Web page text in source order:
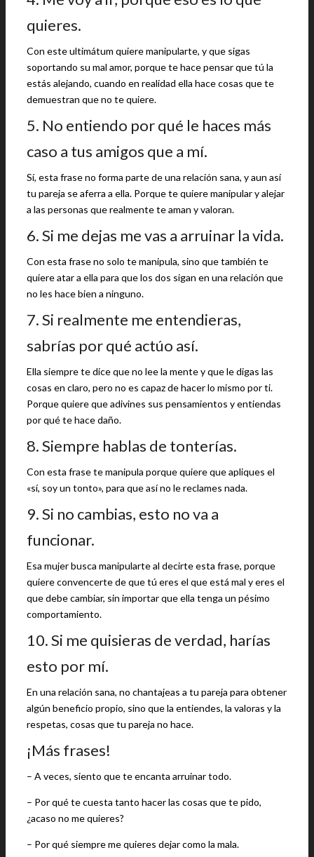
quieres.
Con este ultimátum quiere manipularte, y que sigas
soportando su mal amor, porque te hace pensar que tú la
estás alejando, cuando en realidad ella hace cosas que te
demuestran que no te quiere.
5. No entiendo por qué le haces más
caso a tus amigos que a mí.
Sí, esta frase no forma parte de una relación sana, y aun así
tu pareja se aferra a ella. Porque te quiere manipular y alejar
a las personas que realmente te aman y valoran.
6. Si me dejas me vas a arruinar la vida.
Con esta frase no solo te manipula, sino que también te
quiere atar a ella para que los dos sigan en una relación que
no les hace bien a ninguno.
7. Si realmente me entendieras,
sabrías por qué actúo así.
Ella siempre te dice que no lee la mente y que le digas las
cosas en claro, pero no es capaz de hacer lo mismo por ti.
Porque quiere que adivines sus pensamientos y entiendas
por qué te hace daño.
8. Siempre hablas de tonterías.
Con esta frase te manipula porque quiere que apliques el
«sí, soy un tonto», para que así no le reclames nada.
9. Si no cambias, esto no va a
funcionar.
Esa mujer busca manipularte al decirte esta frase, porque
quiere convencerte de que tú eres el que está mal y eres el
que debe cambiar, sin importar que ella tenga un pésimo
comportamiento.
10. Si me quisieras de verdad, harías
esto por mí.
En una relación sana, no chantajeas a tu pareja para obtener
algún beneficio propio, sino que la entiendes, la valoras y la
respetas, cosas que tu pareja no hace.
¡Más frases!
– A veces, siento que te encanta arruinar todo.
– Por qué te cuesta tanto hacer las cosas que te pido,
¿acaso no me quieres?
– Por qué siempre me quieres dejar como la mala.